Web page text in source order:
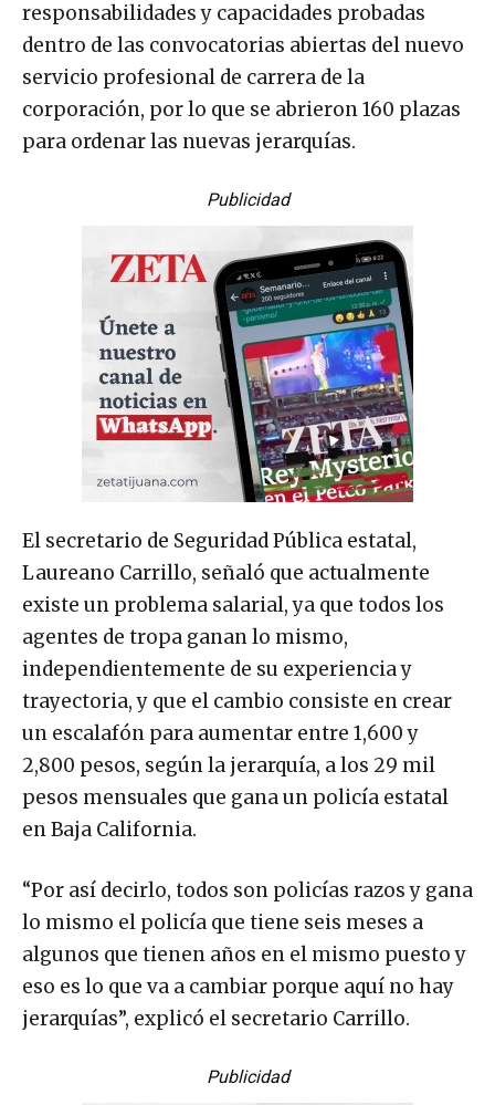
responsabilidades y capacidades probadas
dentro de las convocatorias abiertas del nuevo
servicio profesional de carrera de la
corporación, por lo que se abrieron 160 plazas
para ordenar las nuevas jerarquías.
Publicidad
El secretario de Seguridad Pública estatal,
Laureano Carrillo, señaló que actualmente
existe un problema salarial, ya que todos los
agentes de tropa ganan lo mismo,
independientemente de su experiencia y
trayectoria, y que el cambio consiste en crear
un escalafón para aumentar entre 1,600 y
2,800 pesos, según la jerarquía, a los 29 mil
pesos mensuales que gana un policía estatal
en Baja California.
“Por así decirlo, todos son policías razos y gana
lo mismo el policía que tiene seis meses a
algunos que tienen años en el mismo puesto y
eso es lo que va a cambiar porque aquí no hay
jerarquías”, explicó el secretario Carrillo.
Publicidad